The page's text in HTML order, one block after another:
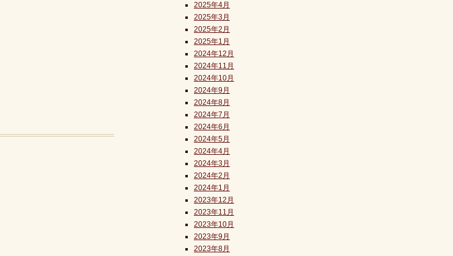
2025年4月
2025年3月
2025年2月
2025年1月
2024年12月
2024年11月
2024年10月
2024年9月
2024年8月
2024年7月
2024年6月
2024年5月
2024年4月
2024年3月
2024年2月
2024年1月
2023年12月
2023年11月
2023年10月
2023年9月
2023年8月